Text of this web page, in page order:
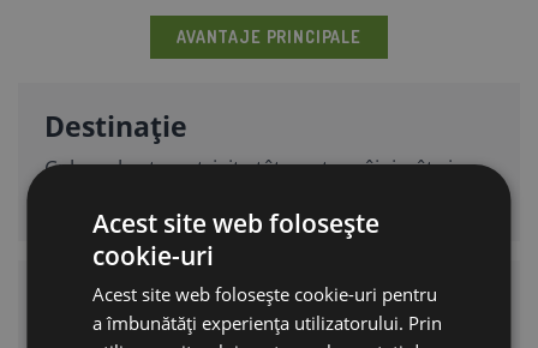
AVANTAJE PRINCIPALE
Destinație
Culcușul este potrivit atât pentru câini, cât și
Două variante de dimensiune
Acest site web folosește
cookie-uri
Acest site web folosește cookie-uri pentru
a îmbunătăți experiența utilizatorului. Prin